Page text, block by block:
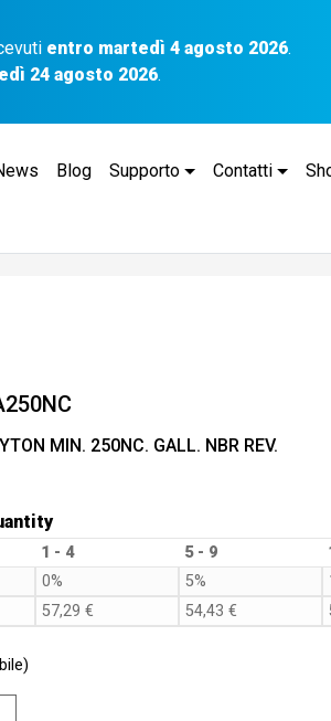
entro martedì 4 agosto 2026.
24 agosto 2026.
Blog Supporto Contatti
MIN. 250NC. GALL. NBR REV.
1 - 4 5 - 9
0% 5%
57,29€ 54,43€